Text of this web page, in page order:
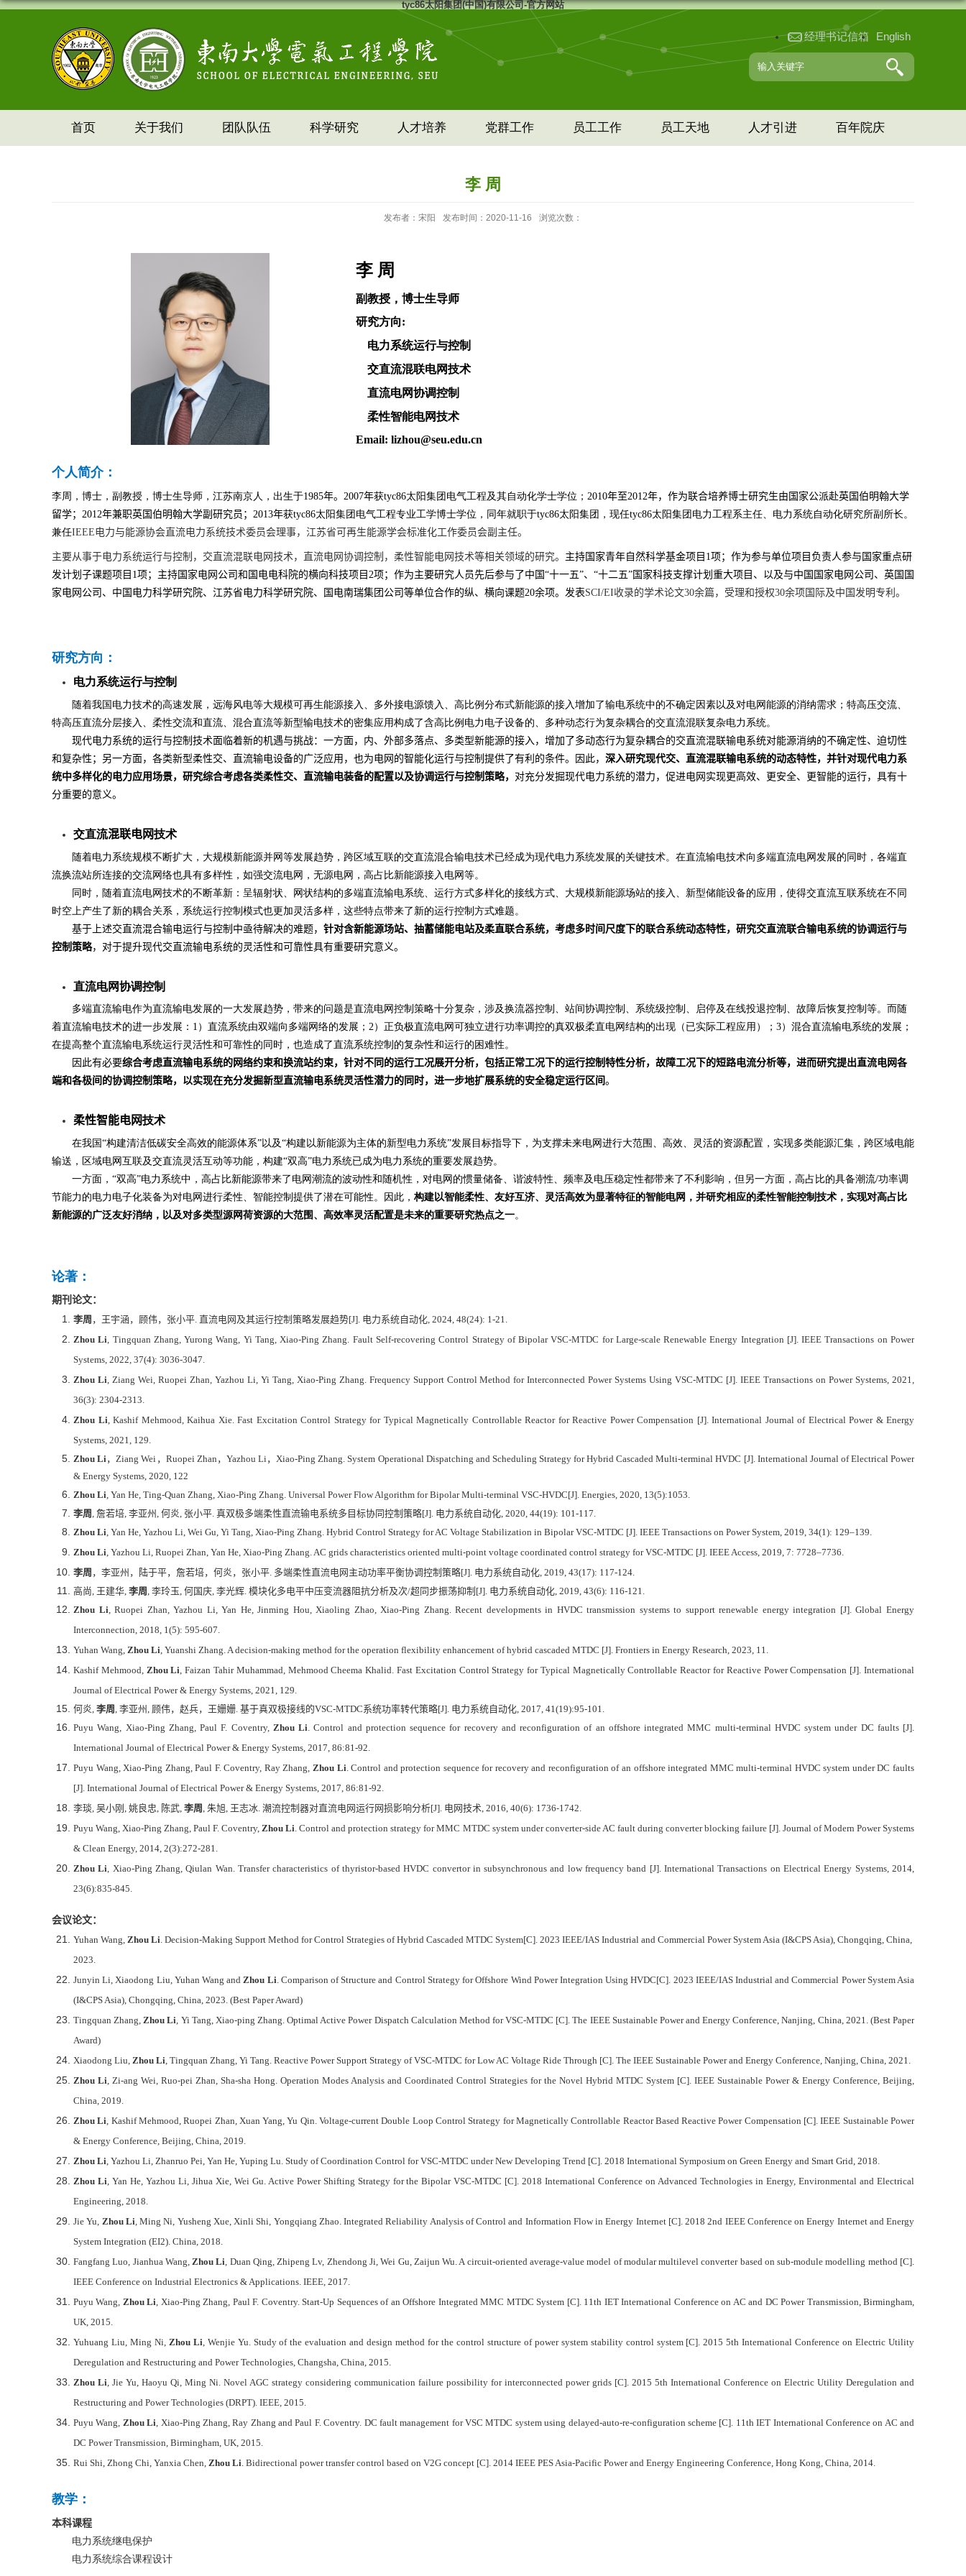
tyc86太阳集团(中国)有限公司-官方网站
经理书记信箱 English
首页 关于我们 团队队伍 科学研究 人才培养 党群工作 员工工作 员工天地 人才引进 百年院庆
李 周
发布者：宋阳 发布时间：2020-11-16 浏览次数：
李 周
副教授，博士生导师
研究方向:
电力系统运行与控制
交直流混联电网技术
直流电网协调控制
柔性智能电网技术
Email: lizhou@seu.edu.cn
个人简介：
李周，博士，副教授，博士生导师，江苏南京人，出生于1985年。 2007年获tyc86太阳集团电气工程及其自动化学士学位 ； 2010年至2012年，作为联合培养博士研究生由国家公派赴英国伯明翰大学
留学； 2012年兼职英国伯明翰大学副研究员； 2013年获tyc86太阳集团电气工程专业工学博士学位， 同年就职于tyc86太阳集团，现任tyc86太阳集团电力工程系主任、电力系统自动化研究所副所长。
兼任IEEE电力与能源协会直流电力系统技术委员会理事，江苏省可再生能源学会标准化工作委员会副主任。
主要从事于电力系统运行与控制，交直流混联电网技术，直流电网协调控制，柔性智能电网技术等相关领域的研究。 主持国家青年自然科学基金项目 1项；作为参与单位项目负责人参与国家重点研
发计划子课题项目 1项；主持国家电网公司和国电电科院的横向科技项目 2项；作为主要研究人员先后参与了中国“十一五”、“十二五”国家科技支撑计划重大项目、以及与中国国家电网公司、英国国
家电网公司、中国电力科学研究院、江苏省电力科学研究院、国电南瑞集团公司等单位合作的纵、横向课题20余项。发表SCI/EI收录的学术论文30余篇，受理和授权30余项国际及中国发明专利。
研究方向：
电力系统运行与控制
随着我国电力技术的高速发展，远海风电等大规模可再生能源接入、多外接电源馈入、高比例分布式新能源的接入增加了输电系统中的不确定因素以及对电网能源的消纳需求；特高压交流、
特高压直流分层接入、柔性交流和直流、混合直流等新型输电技术的密集应用构成了含高比例电力电子设备的、多种动态行为复杂耦合的交直流混联复杂电力系统。
现代电力系统的运行与控制技术面临着新的机遇与挑战：一方面，内、外部多落点、多类型新能源的接入，增加了多动态行为复杂耦合的交直流混联输电系统对能源消纳的不确定性、迫切性
和复杂性；另一方面，各类新型柔性交、直流输电设备的广泛应用，也为电网的智能化运行与控制提供了有利的条件。因此， 深入研究现代交、直流混联输电系统的动态特性，并针对现代电力系
统中多样化的电力应用场景，研究综合考虑各类柔性交、直流输电装备的配置以及协调运行与控制策略， 对充分发掘现代电力系统的潜力，促进电网实现更高效、更安全、更智能的运行，具有十
分重要的意义。
交直流混联电网技术
随着电力系统规模不断扩大，大规模新能源并网等发展趋势，跨区域互联的交直流混合输电技术已经成为现代电力系统发展的关键技术。在直流输电技术向多端直流电网发展的同时，各端直
流换流站所连接的交流网络也具有多样性，如强交流电网，无源电网，高占比新能源接入电网等。
同时，随着直流电网技术的不断革新：呈辐射状、网状结构的多端直流输电系统、运行方式多样化的接线方式、大规模新能源场站的接入、新型储能设备的应用，使得交直流互联系统在不同
时空上产生了新的耦合关系，系统运行控制模式也更加灵活多样，这些特点带来了新的运行控制方式难题。
基于上述交直流混合输电运行与控制中亟待解决的难题， 针对含新能源场站、抽蓄储能电站及柔直联合系统，考虑多时间尺度下的联合系统动态特性，研究交直流联合输电系统的协调运行与
控制策略，对于提升现代交直流输电系统的灵活性和可靠性具有重要研究意义。
直流电网协调控制
多端直流输电作为直流输电发展的一大发展趋势，带来的问题是直流电网控制策略十分复杂，涉及换流器控制、站间协调控制、系统级控制、启停及在线投退控制、故障后恢复控制等。而随
着直流输电技术的进一步发展： 1 ）直流系统由双端向多端网络的发展； 2）正负极直流电网可独立进行功率调控的真双极柔直电网结构的出现（已实际工程应用）； 3）混合直流输电系统的发展；
在提高整个直流输电系统运行灵活性和可靠性的同时，也造成了直流系统控制的复杂性和运行的困难性。
因此有必要综合考虑直流输电系统的网络约束和换流站约束，针对不同的运行工况展开分析，包括正常工况下的运行控制特性分析，故障工况下的短路电流分析等，进而研究提出直流电网各
端和各极间的协调控制策略，以实现在充分发掘新型直流输电系统灵活性潜力的同时，进一步地扩展系统的安全稳定运行区间 。
柔性智能电网技术
在我国“构建清洁低碳安全高效的能源体系”以及“构建以新能源为主体的新型电力系统”发展目标指导下，为支撑未来电网进行大范围、高效、灵活的资源配置，实现多类能源汇集，跨区域电能
输送，区域电网互联及交直流灵活互动等功能，构建“双高”电力系统已成为电力系统的重要发展趋势。
一方面，“双高”电力系统中，高占比新能源带来了电网潮流的波动性和随机性，对电网的惯量储备、谐波特性、频率及电压稳定性都带来了不利影响，但另一方面，高占比的具备潮流/功率调
节能力的电力电子化装备为对电网进行柔性、智能控制提供了潜在可能性。因此， 构建 以智能柔性、友好互济、灵活高效为显著特征的智能电网，并研究相应的柔性智能控制技术，实现对高占比
新能源的广泛友好消纳，以及对多类型源网荷资源的大范围、高效率灵活配置是未来的重要研究热点之一。
论著：
期刊论文：
李周 ，王宇涵，顾伟，张小平. 直流电网及其运行控制策略发展趋势[J]. 电力系统自动化, 2024, 48(24): 1-21.
Zhou Li, Tingquan Zhang, Yurong Wang, Yi Tang, Xiao-Ping Zhang. Fault Self-recovering Control Strategy of Bipolar VSC-MTDC for Large-scale Renewable Energy Integration [J]. IEEE Transactions on Power
Systems, 2022, 37(4): 3036-3047.
Zhou Li, Ziang Wei, Ruopei Zhan, Yazhou Li, Yi Tang, Xiao-Ping Zhang. Frequency Support Control Method for Interconnected Power Systems Using VSC-MTDC [J]. IEEE Transactions on Power Systems, 2021,
36(3): 2304-2313.
Zhou Li, Kashif Mehmood, Kaihua Xie. Fast Excitation Control Strategy for Typical Magnetically Controllable Reactor for Reactive Power Compensation [J]. International Journal of Electrical Power & Energy
Systems, 2021, 129.
Zhou Li，Ziang Wei ， Ruopei Zhan ， Yazhou Li，Xiao-Ping Zhang. System Operational Dispatching and Scheduling Strategy for Hybrid Cascaded Multi-terminal HVDC [J]. International Journal of Electrical Power
& Energy Systems, 2020, 122
Zhou Li, Yan He, Ting-Quan Zhang, Xiao-Ping Zhang. Universal Power Flow Algorithm for Bipolar Multi-terminal VSC-HVDC[J]. Energies, 2020, 13(5):1053.
李周, 詹若培, 李亚州 , 何炎, 张小平. 真双极多端柔性直流输电系统多目标协同控制策略[J]. 电力系统自动化, 2020, 44(19): 101-117.
Zhou Li, Yan He, Yazhou Li, Wei Gu, Yi Tang, Xiao-Ping Zhang. Hybrid Control Strategy for AC Voltage Stabilization in Bipolar VSC-MTDC [J]. IEEE Transactions on Power System, 2019, 34(1): 129–139.
Zhou Li, Yazhou Li, Ruopei Zhan, Yan He, Xiao-Ping Zhang. AC grids characteristics oriented multi-point voltage coordinated control strategy for VSC-MTDC [J]. IEEE Access, 2019, 7: 7728–7736.
李周 ，李亚州，陆于平，詹若培，何炎，张小平. 多端柔性直流电网主动功率平衡协调控制策略[J]. 电力系统自动化, 2019, 43(17): 117-124.
高尚, 王建华, 李周, 李玲玉, 何国庆, 李光辉. 模块化多电平中压变流器阻抗分析及次/超同步振荡抑制 [J]. 电力系统自动化, 2019, 43(6): 116-121.
Zhou Li, Ruopei Zhan, Yazhou Li, Yan He, Jinming Hou, Xiaoling Zhao, Xiao-Ping Zhang. Recent developments in HVDC transmission systems to support renewable energy integration [J]. Global Energy
Interconnection, 2018, 1(5): 595-607.
Yuhan Wang, Zhou Li, Yuanshi Zhang. A decision-making method for the operation flexibility enhancement of hybrid cascaded MTDC [J]. Frontiers in Energy Research, 2023, 11.
Kashif Mehmood, Zhou Li, Faizan Tahir Muhammad, Mehmood Cheema Khalid. Fast Excitation Control Strategy for Typical Magnetically Controllable Reactor for Reactive Power Compensation [J]. International
Journal of Electrical Power & Energy Systems, 2021, 129.
何炎, 李周, 李亚州 , 顾伟，赵兵，王姗姗. 基于真双极接线的VSC-MTDC系统功率转代策略[J]. 电力系统自动化, 2017, 41(19):95-101.
Puyu Wang, Xiao-Ping Zhang, Paul F. Coventry, Zhou Li. Control and protection sequence for recovery and reconfiguration of an offshore integrated MMC multi-terminal HVDC system under DC faults [J].
International Journal of Electrical Power & Energy Systems, 2017, 86:81-92.
Puyu Wang, Xiao-Ping Zhang, Paul F. Coventry, Ray Zhang, Zhou Li. Control and protection sequence for recovery and reconfiguration of an offshore integrated MMC multi-terminal HVDC system under DC faults
[J]. International Journal of Electrical Power & Energy Systems, 2017, 86:81-92.
李琰, 吴小刚 , 姚良忠, 陈武, 李周, 朱旭, 王志冰. 潮流控制器对直流电网运行网损影响分析[J]. 电网技术, 2016, 40(6): 1736⁃1742.
Puyu Wang, Xiao-Ping Zhang, Paul F. Coventry,Zhou Li. Control and protection strategy for MMC MTDC system under converter-side AC fault during converter blocking failure [J]. Journal of Modern Power Systems
& Clean Energy, 2014, 2(3):272-281.
Zhou Li, Xiao-Ping Zhang, Qiulan Wan. Transfer characteristics of thyristor‐based HVDC convertor in subsynchronous and low frequency band [J]. International Transactions on Electrical Energy Systems, 2014,
23(6):835-845.
会议论文：
Yuhan Wang, Zhou Li. Decision-Making Support Method for Control Strategies of Hybrid Cascaded MTDC System[C]. 2023 IEEE/IAS Industrial and Commercial Power System Asia (I&CPS Asia), Chongqing, China,
2023.
Junyin Li, Xiaodong Liu, Yuhan Wang andZhou Li. Comparison of Structure and Control Strategy for Offshore Wind Power Integration Using HVDC[C]. 2023 IEEE/IAS Industrial and Commercial Power System Asia
(I&CPS Asia), Chongqing, China, 2023. (Best Paper Award)
Tingquan Zhang,Zhou Li, Yi Tang, Xiao-ping Zhang. Optimal Active Power Dispatch Calculation Method for VSC-MTDC [C]. The IEEE Sustainable Power and Energy Conference, Nanjing, China, 2021. (Best Paper
Award)
Xiaodong Liu, Zhou Li, Tingquan Zhang, Yi Tang. Reactive Power Support Strategy of VSC-MTDC for Low AC Voltage Ride Through [C]. The IEEE Sustainable Power and Energy Conference, Nanjing, China, 2021.
Zhou Li, Zi-ang Wei, Ruo-pei Zhan, Sha-sha Hong. Operation Modes Analysis and Coordinated Control Strategies for the Novel Hybrid MTDC System [C]. IEEE Sustainable Power & Energy Conference, Beijing,
China, 2019.
Zhou Li, Kashif Mehmood, Ruopei Zhan, Xuan Yang, Yu Qin. Voltage-current Double Loop Control Strategy for Magnetically Controllable Reactor Based Reactive Power Compensation [C]. IEEE Sustainable Power
& Energy Conference, Beijing, China, 2019.
Zhou Li, Yazhou Li, Zhanruo Pei, Yan He, Yuping Lu. Study of Coordination Control for VSC-MTDC under New Developing Trend [C]. 2018 International Symposium on Green Energy and Smart Grid, 2018.
Zhou Li, Yan He, Yazhou Li, Jihua Xie, Wei Gu. Active Power Shifting Strategy for the Bipolar VSC-MTDC [C]. 2018 International Conference on Advanced Technologies in Energy, Environmental and Electrical
Engineering, 2018.
Jie Yu, Zhou Li, Ming Ni, Yusheng Xue, Xinli Shi, Yongqiang Zhao. Integrated Reliability Analysis of Control and Information Flow in Energy Internet [C]. 2018 2nd IEEE Conference on Energy Internet and Energy
System Integration (EI2). China, 2018.
Fangfang Luo, Jianhua Wang,Zhou Li, Duan Qing, Zhipeng Lv, Zhendong Ji, Wei Gu, Zaijun Wu. A circuit-oriented average-value model of modular multilevel converter based on sub-module modelling method [C].
IEEE Conference on Industrial Electronics & Applications. IEEE, 2017.
Puyu Wang, Zhou Li, Xiao-Ping Zhang, Paul F. Coventry. Start-Up Sequences of an Offshore Integrated MMC MTDC System [C]. 11th IET International Conference on AC and DC Power Transmission, Birmingham,
UK, 2015.
Yuhuang Liu, Ming Ni, Zhou Li, Wenjie Yu. Study of the evaluation and design method for the control structure of power system stability control system [C]. 2015 5th International Conference on Electric Utility
Deregulation and Restructuring and Power Technologies, Changsha, China, 2015.
Zhou Li, Jie Yu, Haoyu Qi, Ming Ni. Novel AGC strategy considering communication failure possibility for interconnected power grids [C]. 2015 5th International Conference on Electric Utility Deregulation and
Restructuring and Power Technologies (DRPT). IEEE, 2015.
Puyu Wang, Zhou Li, Xiao-Ping Zhang, Ray Zhang and Paul F. Coventry. DC fault management for VSC MTDC system using delayed-auto-re-configuration scheme [C]. 11th IET International Conference on AC and
DC Power Transmission, Birmingham, UK, 2015.
Rui Shi, Zhong Chi, Yanxia Chen, Zhou Li. Bidirectional power transfer control based on V2G concept [C]. 2014 IEEE PES Asia-Pacific Power and Energy Engineering Conference, Hong Kong, China, 2014.
教学：
本科课程
电力系统继电保护
电力系统综合课程设计